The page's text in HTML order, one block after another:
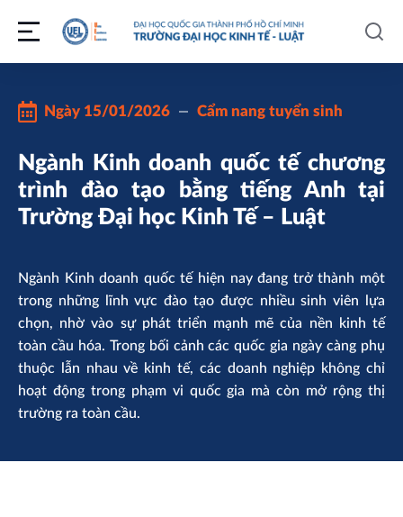
Ngày 15/01/2026 Cẩm nang tuyển sinh
Ngành Kinh doanh quốc tế chương
trình đào tạo bằng tiếng Anh tại
Trường Đại học Kinh Tế – Luật
Ngành Kinh doanh quốc tế hiện nay đang trở thành một
trong những lĩnh vực đào tạo được nhiều sinh viên lựa
chọn, nhờ vào sự phát triển mạnh mẽ của nền kinh tế
toàn cầu hóa. Trong bối cảnh các quốc gia ngày càng phụ
thuộc lẫn nhau về kinh tế, các doanh nghiệp không chỉ
hoạt động trong phạm vi quốc gia mà còn mở rộng thị
trường ra toàn cầu.